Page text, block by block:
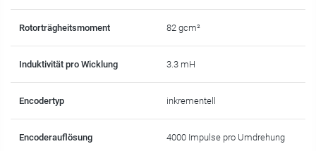
Rotorträgheitsmoment 82 gcm²
Induktivität pro Wicklung 3.3 mH
Encodertyp inkrementell
Encoderauflösung 4000 Impulse pro Umdrehung